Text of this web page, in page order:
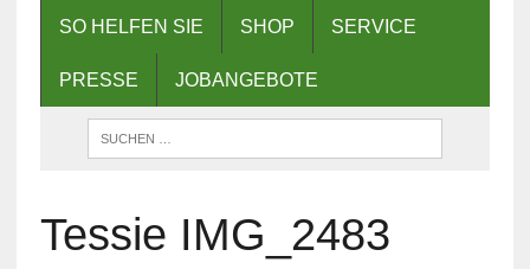
SO HELFEN SIE SHOP SERVICE
PRESSE JOBANGEBOTE
Tessie IMG_2483